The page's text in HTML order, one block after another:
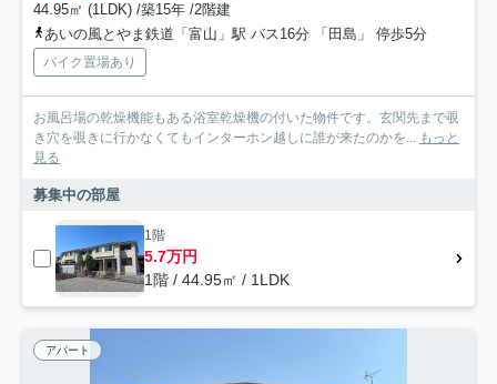
44.95㎡ (1LDK) /築15年 /2階建
あいの風とやま鉄道「富山」駅 バス16分 「田島」 停歩5分
バイク置場あり
お風呂場の乾燥機能もある浴室乾燥機の付いた物件です。玄関先まで覗
き穴を覗きに行かなくてもインターホン越しに誰が来たのかを... もっと
見る
募集中の部屋
1階
5.7万円
1階 / 44.95㎡ / 1LDK
アパート